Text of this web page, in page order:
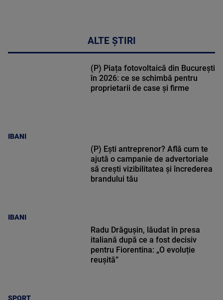
ALTE ȘTIRI
IBANI
(P) Piața fotovoltaică din București
în 2026: ce se schimbă pentru
proprietarii de case și firme
IBANI
(P) Ești antreprenor? Află cum te
ajută o campanie de advertoriale
să crești vizibilitatea și încrederea
brandului tău
SPORT
Radu Drăgușin, lăudat în presa
italiană după ce a fost decisiv
pentru Fiorentina: „O evoluție
reușită”